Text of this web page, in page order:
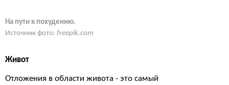
На пути к похудению.
Источник фото: freepik.com
Живот
Отложения в области живота - это самый